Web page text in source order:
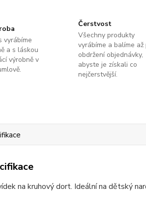
vyrábíme
a s láskou
výrobně v
Čerstvost
Všechny produkty
vyrábíme a balíme až
obdržení objednávky,
abyste je získali co
nejčerstvější.
na kruhový dort. Ideální na dětský